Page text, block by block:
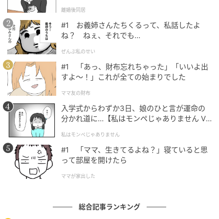
離婚後同居
#1 お義姉さんたちくるって、私話したよ
ね？ ねぇ、それでも…
ぜんぶ私のせい
#1 「あっ、財布忘れちゃった」「いいよ出
すよ〜！」これが全ての始まりでした
ママ友の財布
入学式からわずか3日、娘のひと言が運命の
分かれ道に…【私はモンペじゃありません Vo
私はモンペじゃありません
#1 「ママ、生きてるよね？」寝ていると思
って部屋を開けたら
ママが家出した
総合記事ランキング